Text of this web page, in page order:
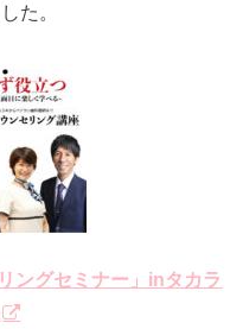
た。
ングセミナー」inタカラ